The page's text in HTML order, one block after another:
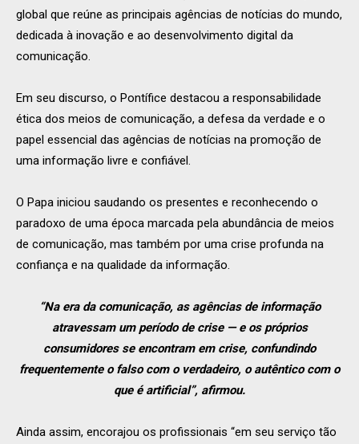
global que reúne as principais agências de notícias do mundo,
dedicada à inovação e ao desenvolvimento digital da
comunicação.
Em seu discurso, o Pontífice destacou a responsabilidade
ética dos meios de comunicação, a defesa da verdade e o
papel essencial das agências de notícias na promoção de
uma informação livre e confiável.
O Papa iniciou saudando os presentes e reconhecendo o
paradoxo de uma época marcada pela abundância de meios
de comunicação, mas também por uma crise profunda na
confiança e na qualidade da informação.
“Na era da comunicação, as agências de informação
atravessam um período de crise — e os próprios
consumidores se encontram em crise, confundindo
frequentemente o falso com o verdadeiro, o autêntico com o
que é artificial”, afirmou.
Ainda assim, encorajou os profissionais “em seu serviço tão